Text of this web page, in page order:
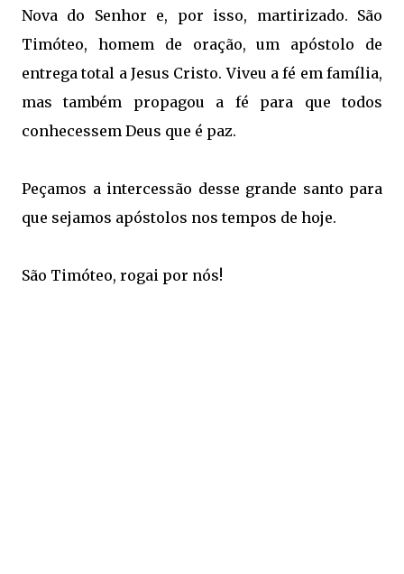
Nova do Senhor e, por isso, martirizado. São
Timóteo, homem de oração, um apóstolo de
entrega total a Jesus Cristo. Viveu a fé em família,
mas também propagou a fé para que todos
conhecessem Deus que é paz.
Peçamos a intercessão desse grande santo para
que sejamos apóstolos nos tempos de hoje.
São Timóteo, rogai por nós!